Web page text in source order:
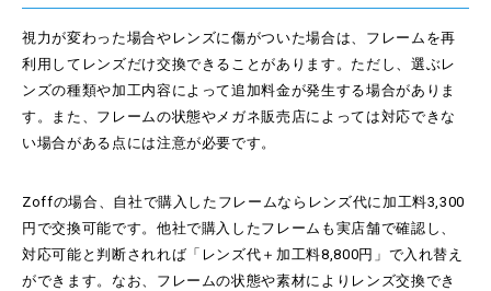
視力が変わった場合やレンズに傷がついた場合は、フレームを再
利用してレンズだけ交換できることがあります。ただし、選ぶレ
ンズの種類や加工内容によって追加料金が発生する場合がありま
す。また、フレームの状態やメガネ販売店によっては対応できな
い場合がある点には注意が必要です。
Zoffの場合、自社で購入したフレームならレンズ代に加工料3,300
円で交換可能です。他社で購入したフレームも実店舗で確認し、
対応可能と判断されれば「レンズ代＋加工料8,800円」で入れ替え
ができます。なお、フレームの状態や素材によりレンズ交換でき